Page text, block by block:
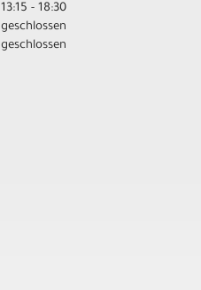
13:15 - 18:30
geschlossen
geschlossen